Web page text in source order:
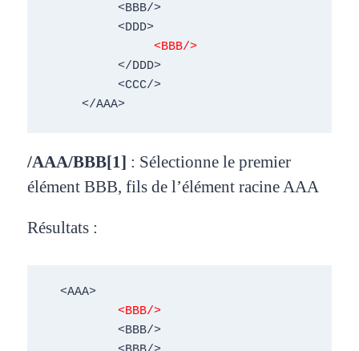
<BBB/>
     </AAA>
/AAA/BBB[1] : Sélectionne le premier
élément BBB, fils de l’élément racine AAA
Résultats :
<BBB/>